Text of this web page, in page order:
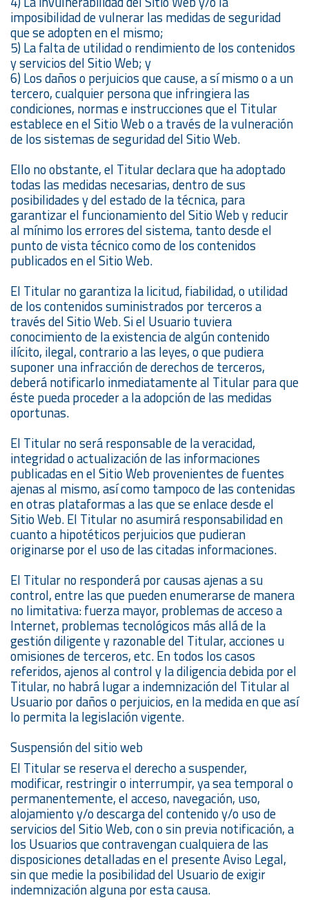
imposibilidad de vulnerar las medidas de seguridad
que se adopten en el mismo;
5) La falta de utilidad o rendimiento de los contenidos
y servicios del Sitio Web; y
6) Los daños o perjuicios que cause, a sí mismo o a un
tercero, cualquier persona que infringiera las
condiciones, normas e instrucciones que el Titular
establece en el Sitio Web o a través de la vulneración
de los sistemas de seguridad del Sitio Web.
Ello no obstante, el Titular declara que ha adoptado
todas las medidas necesarias, dentro de sus
posibilidades y del estado de la técnica, para
garantizar el funcionamiento del Sitio Web y reducir
al mínimo los errores del sistema, tanto desde el
punto de vista técnico como de los contenidos
publicados en el Sitio Web.
El Titular no garantiza la licitud, fiabilidad, o utilidad
de los contenidos suministrados por terceros a
través del Sitio Web. Si el Usuario tuviera
conocimiento de la existencia de algún contenido
ilícito, ilegal, contrario a las leyes, o que pudiera
suponer una infracción de derechos de terceros,
deberá notificarlo inmediatamente al Titular para que
éste pueda proceder a la adopción de las medidas
oportunas.
El Titular no será responsable de la veracidad,
integridad o actualización de las informaciones
publicadas en el Sitio Web provenientes de fuentes
ajenas al mismo, así como tampoco de las contenidas
en otras plataformas a las que se enlace desde el
Sitio Web. El Titular no asumirá responsabilidad en
cuanto a hipotéticos perjuicios que pudieran
originarse por el uso de las citadas informaciones.
El Titular no responderá por causas ajenas a su
control, entre las que pueden enumerarse de manera
no limitativa: fuerza mayor, problemas de acceso a
Internet, problemas tecnológicos más allá de la
gestión diligente y razonable del Titular, acciones u
omisiones de terceros, etc. En todos los casos
referidos, ajenos al control y la diligencia debida por el
Titular, no habrá lugar a indemnización del Titular al
Usuario por daños o perjuicios, en la medida en que así
lo permita la legislación vigente.
Suspensión del sitio web
El Titular se reserva el derecho a suspender,
modificar, restringir o interrumpir, ya sea temporal o
permanentemente, el acceso, navegación, uso,
alojamiento y/o descarga del contenido y/o uso de
servicios del Sitio Web, con o sin previa notificación, a
los Usuarios que contravengan cualquiera de las
disposiciones detalladas en el presente Aviso Legal,
sin que medie la posibilidad del Usuario de exigir
indemnización alguna por esta causa.